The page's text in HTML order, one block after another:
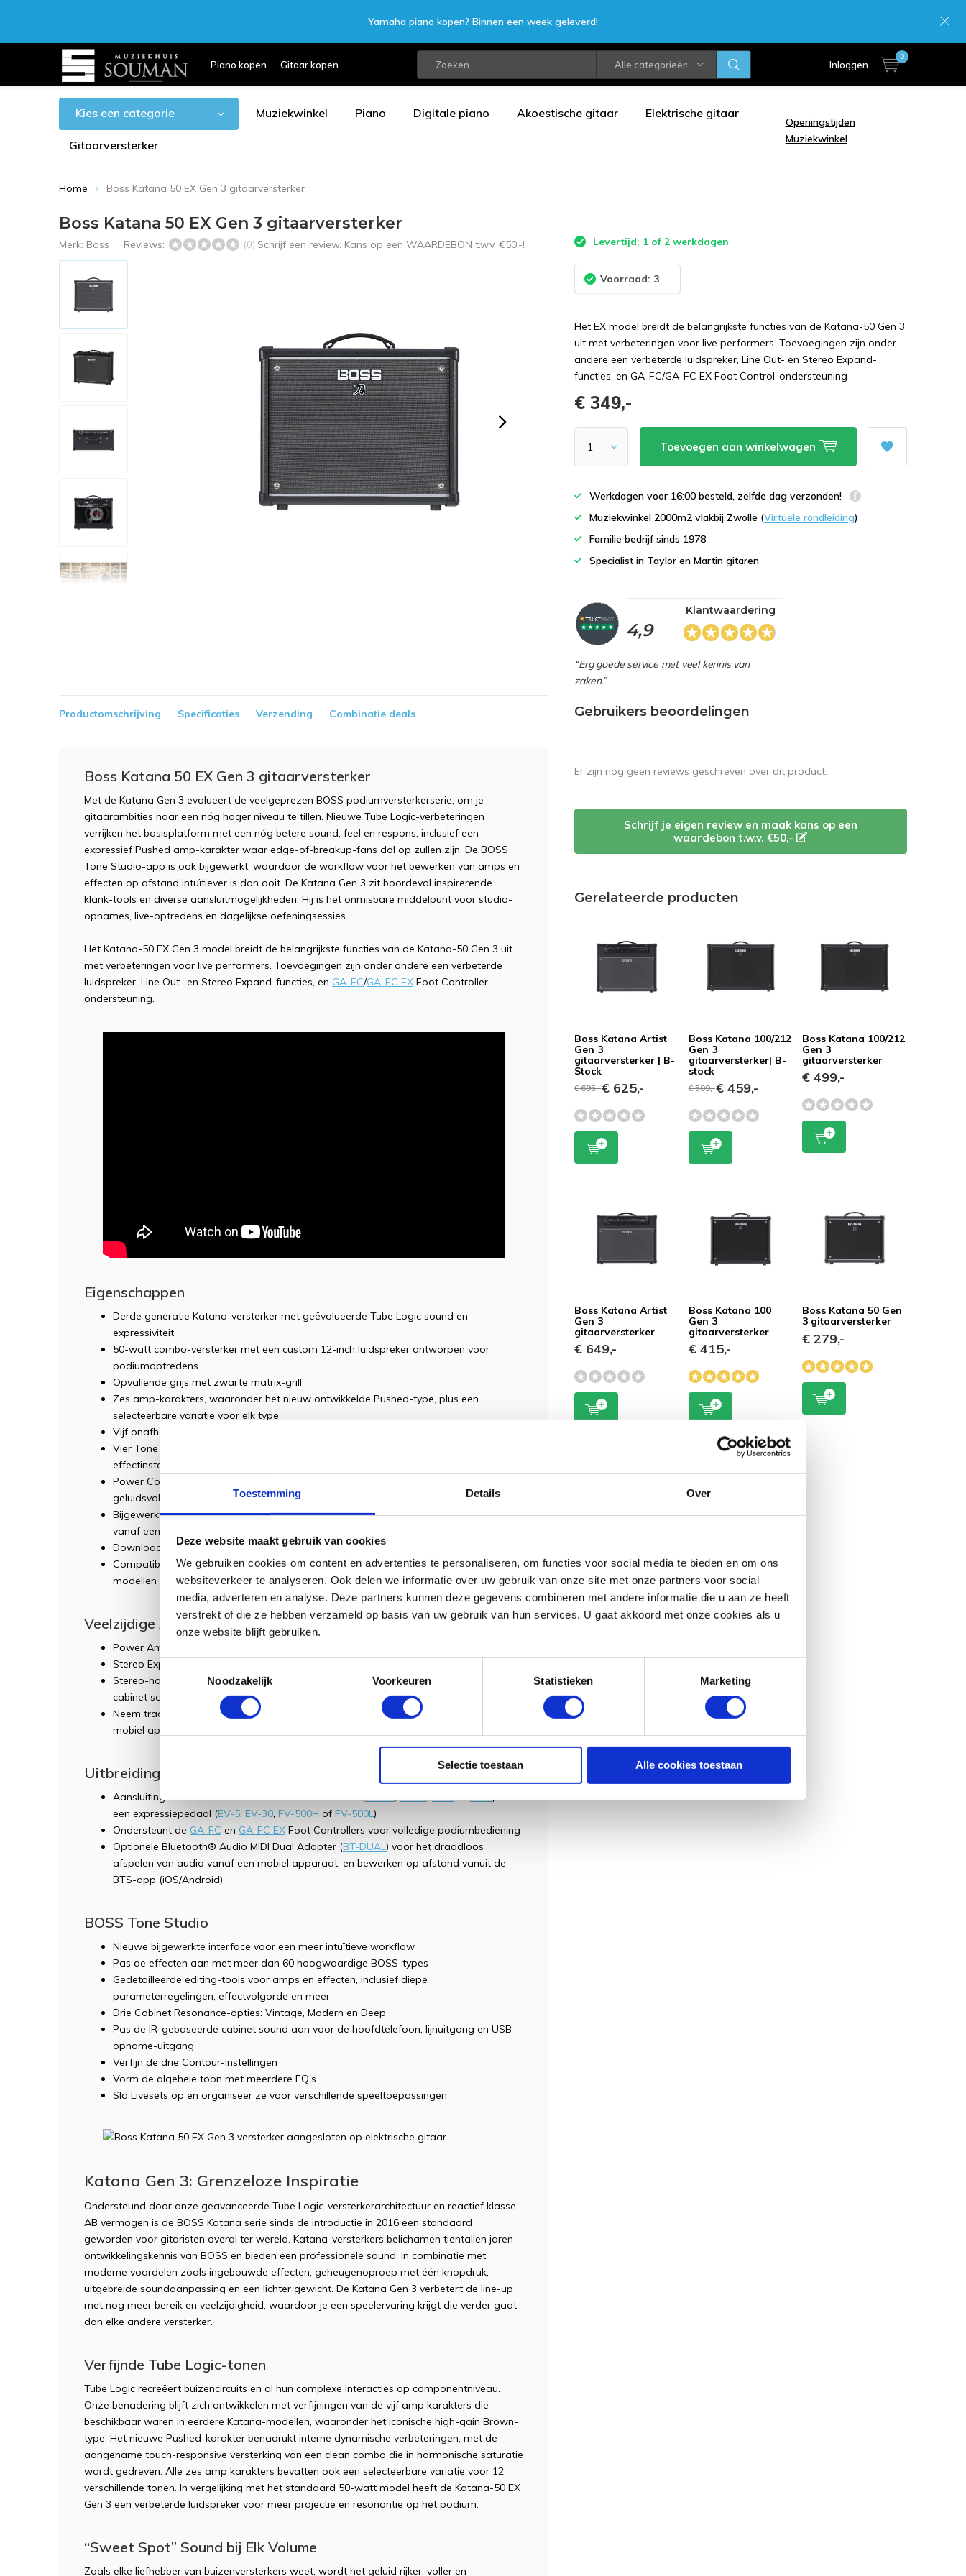
Toestemming Details Over
Deze website maakt gebruik van cookies
We gebruiken cookies om content en advertenties te personaliseren, om functies voor social media te bieden en om ons
websiteverkeer te analyseren. Ook delen we informatie over uw gebruik van onze site met onze partners voor social
media, adverteren en analyse. Deze partners kunnen deze gegevens combineren met andere informatie die u aan ze heeft
verstrekt of die ze hebben verzameld op basis van uw gebruik van hun services. U gaat akkoord met onze cookies als u
onze website blijft gebruiken.
Toestemmingsselectie
Noodzakelijk
Voorkeuren Statistieken Marketing
Selectie toestaan Alle cookies toestaan
Piano kopen Gitaar kopen Alle categorieën Inloggen
0
Yamaha piano kopen? Binnen een week geleverd!
Kies een categorie Muziekwinkel Piano Digitale piano Akoestische gitaar Elektrische gitaar
Gitaarversterker
Openingstijden
Muziekwinkel
Home Boss Katana 50 EX Gen 3 gitaarversterker
Boss Katana 50 EX Gen 3 gitaarversterker
Merk: Boss Reviews: (0) Schrijf een review. Kans op een WAARDEBON t.w.v. €50,-! Levertijd: 1 of 2 werkdagen
Voorraad: 3
Het EX model breidt de belangrijkste functies van de Katana-50 Gen 3
uit met verbeteringen voor live performers. Toevoegingen zijn onder
andere een verbeterde luidspreker, Line Out- en Stereo Expand-
functies, en GA-FC/GA-FC EX Foot Control-ondersteuning
€ 349,-
Toevoegen aan winkelwagen
Werkdagen voor 16:00 besteld, zelfde dag verzonden!
Muziekwinkel 2000m2 vlakbij Zwolle (Virtuele rondleiding)
Familie bedrijf sinds 1978
Specialist in Taylor en Martin gitaren
4,9
Klantwaardering
“Erg goede service met veel kennis van
zaken.”
Productomschrijving Specificaties Verzending Combinatie deals
Boss Katana 50 EX Gen 3 gitaarversterker
Met de Katana Gen 3 evolueert de veelgeprezen BOSS podiumversterkerserie; om je
gitaarambities naar een nóg hoger niveau te tillen. Nieuwe Tube Logic-verbeteringen
verrijken het basisplatform met een nóg betere sound, feel en respons; inclusief een
expressief Pushed amp-karakter waar edge-of-breakup-fans dol op zullen zijn. De BOSS
Tone Studio-app is ook bijgewerkt, waardoor de workflow voor het bewerken van amps en
effecten op afstand intuïtiever is dan ooit. De Katana Gen 3 zit boordevol inspirerende
klank-tools en diverse aansluitmogelijkheden. Hij is het onmisbare middelpunt voor studio-
opnames, live-optredens en dagelijkse oefeningsessies.
Het Katana-50 EX Gen 3 model breidt de belangrijkste functies van de Katana-50 Gen 3 uit
met verbeteringen voor live performers. Toevoegingen zijn onder andere een verbeterde
luidspreker, Line Out- en Stereo Expand-functies, en GA-FC/GA-FC EX Foot Controller-
ondersteuning.
Eigenschappen
Derde generatie Katana-versterker met geëvolueerde Tube Logic sound en
expressiviteit
50-watt combo-versterker met een custom 12-inch luidspreker ontworpen voor
podiumoptredens
Opvallende grijs met zwarte matrix-grill
Zes amp-karakters, waaronder het nieuw ontwikkelde Pushed-type, plus een
selecteerbare variatie voor elk type
Vijf onafhankelijke effectsecties: Booster, Mod, FX, Delay en Reverb
Vier Tone Setting-geheugens voor het opslaan van alle versterker- en
effectinstellingen
Power Control voor een opgedreven versterkerklank en respons bij lage
geluidsvolumes
Bijgewerkte Boss Tone Studio-app (Windows/macOS) voor bewerking op afstand
vanaf een computer of mobiel apparaat
Download en deel Katana-sounds via BOSS Tone Exchange
Compatibel met sounds die gemaakt zijn op voorgaande podiumklasse Katana-
modellen
Veelzijdige Aansluitmogelijkheden
Power Amp In: voor pre-amps, modelers en multi-effects
Stereo Expand-functie om te linken met een tweede Katana-amp
Stereo-hoofdtelefoonaansluiting, lijnuitgang en USB-uitgang met IR-gebaseerde
cabinet sound
Neem tracks op en speel ze af in muziekproductiesoftware op een computer of
mobiel apparaat via USB-C®
Uitbreidingsopties
Aansluitingen voor maximaal twee voetschakelaars (FS-5U,FS-5L,FS-6ofFS-7) en
een expressiepedaal (EV-5, EV-30, FV-500H of FV-500L)
Ondersteunt de GA-FC en GA-FC EX Foot Controllers voor volledige podiumbediening
Optionele Bluetooth® Audio MIDI Dual Adapter (BT-DUAL) voor het draadloos
afspelen van audio vanaf een mobiel apparaat, en bewerken op afstand vanuit de
BTS-app (iOS/Android)
BOSS Tone Studio
Nieuwe bijgewerkte interface voor een meer intuïtieve workflow
Pas de effecten aan met meer dan 60 hoogwaardige BOSS-types
Gedetailleerde editing-tools voor amps en effecten, inclusief diepe
parameterregelingen, effectvolgorde en meer
Drie Cabinet Resonance-opties: Vintage, Modern en Deep
Pas de IR-gebaseerde cabinet sound aan voor de hoofdtelefoon, lijnuitgang en USB-
opname-uitgang
Verfijn de drie Contour-instellingen
Vorm de algehele toon met meerdere EQ's
Sla Livesets op en organiseer ze voor verschillende speeltoepassingen
Katana Gen 3: Grenzeloze Inspiratie
Ondersteund door onze geavanceerde Tube Logic-versterkerarchitectuur en reactief klasse
AB vermogen is de BOSS Katana serie sinds de introductie in 2016 een standaard
geworden voor gitaristen overal ter wereld. Katana-versterkers belichamen tientallen jaren
ontwikkelingskennis van BOSS en bieden een professionele sound; in combinatie met
moderne voordelen zoals ingebouwde effecten, geheugenoproep met één knopdruk,
uitgebreide soundaanpassing en een lichter gewicht. De Katana Gen 3 verbetert de line-up
met nog meer bereik en veelzijdigheid, waardoor je een speelervaring krijgt die verder gaat
dan elke andere versterker.
Verfijnde Tube Logic-tonen
Tube Logic recreëert buizencircuits en al hun complexe interacties op componentniveau.
Onze benadering blijft zich ontwikkelen met verfijningen van de vijf amp karakters die
beschikbaar waren in eerdere Katana-modellen, waaronder het iconische high-gain Brown-
type. Het nieuwe Pushed-karakter benadrukt interne dynamische verbeteringen; met de
aangename touch-responsive versterking van een clean combo die in harmonische saturatie
wordt gedreven. Alle zes amp karakters bevatten ook een selecteerbare variatie voor 12
verschillende tonen. In vergelijking met het standaard 50-watt model heeft de Katana-50 EX
Gen 3 een verbeterde luidspreker voor meer projectie en resonantie op het podium.
“Sweet Spot” Sound bij Elk Volume
Zoals elke liefhebber van buizenversterkers weet, wordt het geluid rijker, voller en
Gebruikers beoordelingen
Er zijn nog geen reviews geschreven over dit product.
Schrijf je eigen review en maak kans op een
waardebon t.w.v. €50,-
Gerelateerde producten
Boss Katana Artist
Gen 3
gitaarversterker | B-
Stock
€ 695,-€ 625,-
Boss Katana 100/212
Gen 3
gitaarversterker| B-
stock
€ 509,-€ 459,-
Boss Katana 100/212
Gen 3
gitaarversterker
€ 499,-
Boss Katana Artist
Gen 3
gitaarversterker
€ 649,-
Boss Katana 100
Gen 3
gitaarversterker
€ 415,-
Boss Katana 50 Gen
3 gitaarversterker
€ 279,-